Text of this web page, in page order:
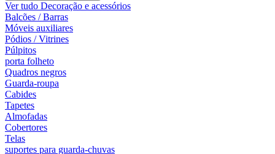
Ver tudo Decoração e acessórios
Balcões / Barras
Móveis auxiliares
Pódios / Vitrines
Púlpitos
porta folheto
Quadros negros
Guarda-roupa
Cabides
Tapetes
Almofadas
Cobertores
Telas
suportes para guarda-chuvas